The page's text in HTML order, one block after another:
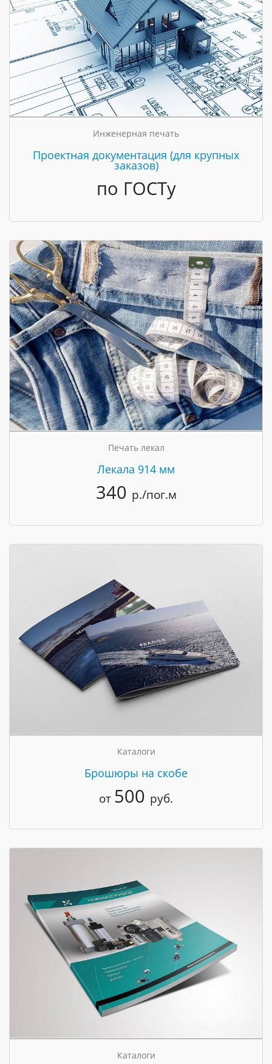
Инженерная печать
Проектная документация (для крупных
заказов)
по ГОСТу
Печать лекал
Лекала 914 мм
340 р./пог.м
Каталоги
Брошюры на скобе
от 500 руб.
Каталоги